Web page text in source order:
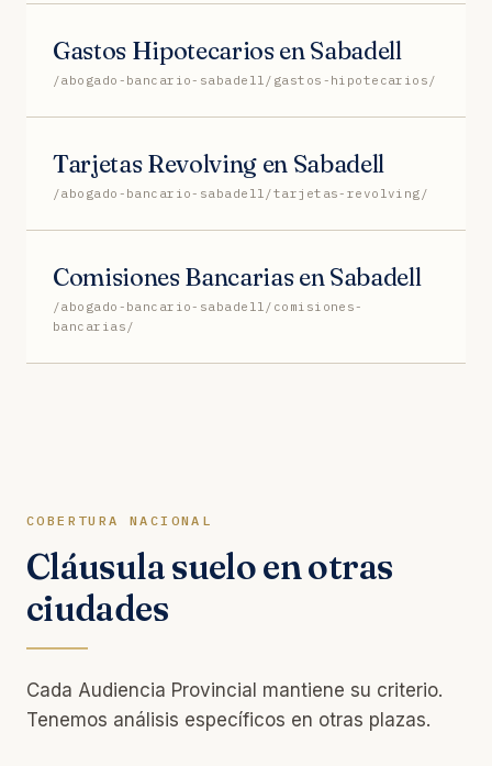
Gastos Hipotecarios en Sabadell
/abogado-bancario-sabadell/gastos-hipotecarios/
Tarjetas Revolving en Sabadell
/abogado-bancario-sabadell/tarjetas-revolving/
Comisiones Bancarias en Sabadell
/abogado-bancario-sabadell/comisiones-
bancarias/
COBERTURA NACIONAL
Cláusula suelo en otras
ciudades
Cada Audiencia Provincial mantiene su criterio.
Tenemos análisis específicos en otras plazas.